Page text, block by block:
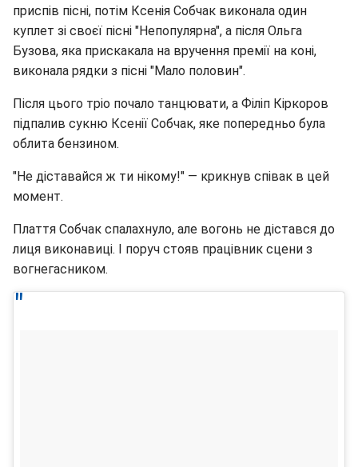
приспів пісні, потім Ксенія Собчак виконала один
куплет зі своєї пісні "Непопулярна", а після Ольга
Бузова, яка прискакала на вручення премії на коні,
виконала рядки з пісні "Мало половин".
Після цього тріо почало танцювати, а Філіп Кіркоров
підпалив сукню Ксенії Собчак, яке попередньо була
облита бензином.
"Не діставайся ж ти нікому!" — крикнув співак в цей
момент.
Плаття Собчак спалахнуло, але вогонь не дістався до
лиця виконавиці. І поруч стояв працівник сцени з
вогнегасником.